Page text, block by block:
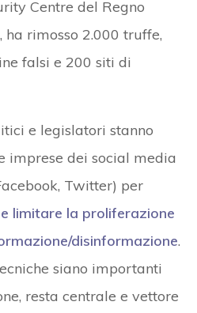
Centre del Regno
ha rimosso 2.000 truffe,
falsi e 200 siti di
e legislatori stanno
imprese dei social media
Twitter) per
limitare la proliferazione
disinformazione.
siano importanti
resta centrale e vettore